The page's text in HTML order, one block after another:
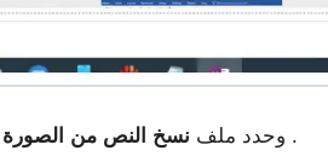
الخطوة 4. الآن ، انقر بزر الماوس الأيمن فوق الصورة في تطبيق OneNote وحدد ملف نسخ النص من الصورة .